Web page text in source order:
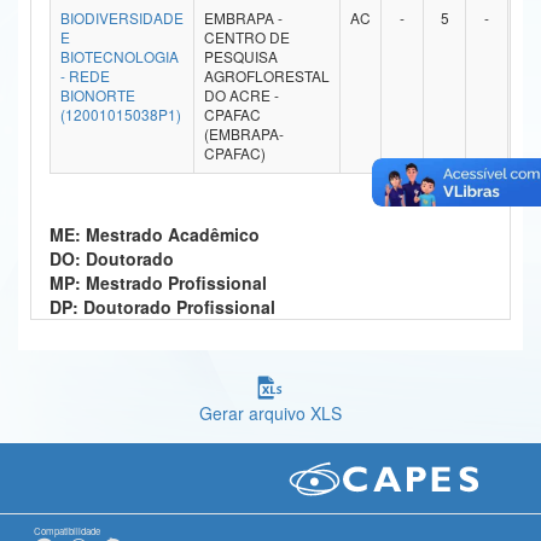
Ministério da Ciência, Tecnologia, Inovações e Comunicações
Ministério do Meio Ambiente
Ministério do Turismo
Ministério do Desenvolvimento Regional
Ministério da Mulher, da Família e dos Direitos Humanos
Secretaria-Geral
Gabinete de Segurança Institucional
Banco Central do Brasil
BIODIVERSIDADE
E
BIOTECNOLOGIA
- REDE
BIONORTE
(12001015038P1)
EMBRAPA -
CENTRO DE
PESQUISA
AGROFLORESTAL
DO ACRE -
CPAFAC
(EMBRAPA-
CPAFAC)
AC - 5 -
ME: Mestrado Acadêmico
DO: Doutorado
MP: Mestrado Profissional
DP: Doutorado Profissional
Gerar arquivo XLS
Compatibilidade